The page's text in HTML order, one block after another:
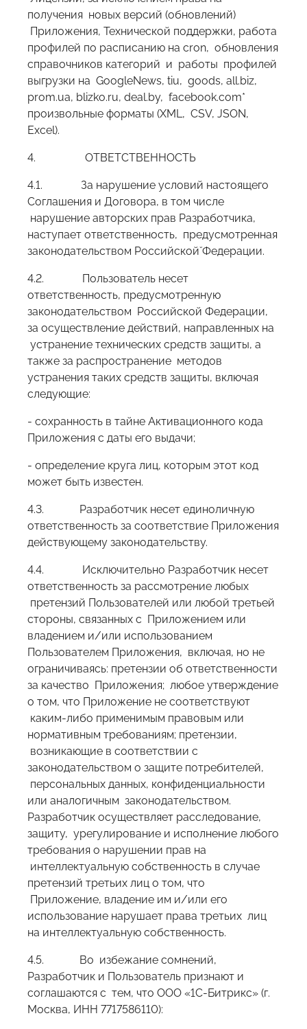
получения новых версий (обновлений)
Приложения, Технической поддержки, работа
профилей по расписанию на cron, обновления
справочников категорий и работы профилей
выгрузки на GoogleNews, tiu, goods, all.biz,
prom.ua, blizko.ru, deal.by, facebook.com*
произвольные форматы (XML, CSV, JSON,
Excel).
4. ОТВЕТСТВЕННОСТЬ
4.1. За нарушение условий настоящего
Соглашения и Договора, в том числе
нарушение авторских прав Разработчика,
наступает ответственность, предусмотренная
законодательством Российской̆ Федерации.
4.2. Пользователь несет
ответственность, предусмотренную
законодательством Российской Федерации,
за осуществление действий, направленных на
устранение технических средств защиты, а
также за распространение методов
устранения таких средств защиты, включая
следующие:
- сохранность в тайне Активационного кода
Приложения с даты его выдачи;
- определение круга лиц, которым этот код
может быть известен.
4.3. Разработчик несет единоличную
ответственность за соответствие Приложения
действующему законодательству.
4.4. Исключительно Разработчик несет
ответственность за рассмотрение любых
претензий Пользователей или любой третьей
стороны, связанных с Приложением или
владением и/или использованием
Пользователем Приложения, включая, но не
ограничиваясь: претензии об ответственности
за качество Приложения; любое утверждение
о том, что Приложение не соответствуют
каким-либо применимым правовым или
нормативным требованиям; претензии,
возникающие в соответствии с
законодательством о защите потребителей,
персональных данных, конфиденциальности
или аналогичным законодательством.
Разработчик осуществляет расследование,
защиту, урегулирование и исполнение любого
требования о нарушении прав на
интеллектуальную собственность в случае
претензий третьих лиц о том, что
Приложение, владение им и/или его
использование нарушает права третьих лиц
на интеллектуальную собственность.
4.5. Во избежание сомнений,
Разработчик и Пользователь признают и
соглашаются с тем, что ООО «1С-Битрикс» (г.
Москва, ИНН 7717586110):